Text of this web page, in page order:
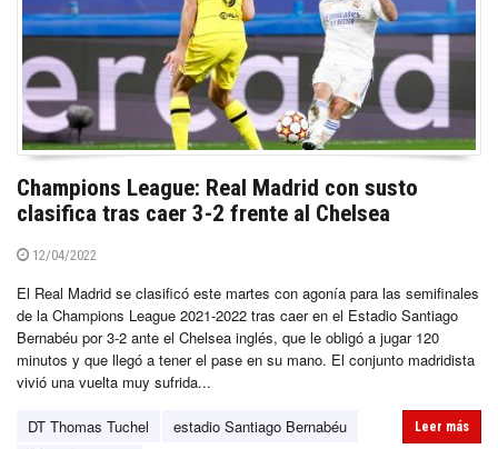
Champions League: Real Madrid con susto
clasifica tras caer 3-2 frente al Chelsea
12/04/2022
El Real Madrid se clasificó este martes con agonía para las semifinales
de la Champions League 2021-2022 tras caer en el Estadio Santiago
Bernabéu por 3-2 ante el Chelsea inglés, que le obligó a jugar 120
minutos y que llegó a tener el pase en su mano. El conjunto madridista
vivió una vuelta muy sufrida...
DT Thomas Tuchel
estadio Santiago Bernabéu
Leer más